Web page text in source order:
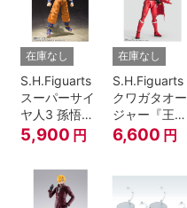
在庫なし
S.H.Figuarts
スーパーサイ
ヤ人3 孫悟空
『ドラゴンボ
ールZ』
5,900 円
在庫なし
S.H.Figuarts
クワガタオー
ジャー『王様
戦隊キングオ
ージャー』
6,600 円